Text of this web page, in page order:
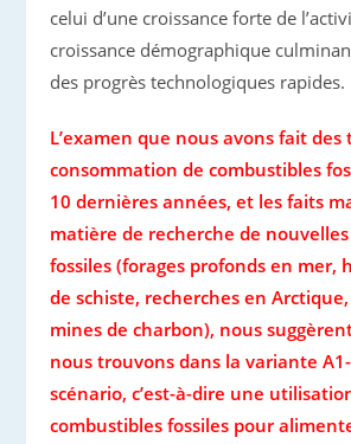
celui d’une croissance forte de
croissance démographique
des progrès technologiques rapides.
L’examen que nous avons fait des
consommation de combustibles
10 dernières années, et les faits
matière de recherche de
fossiles (forages profonds en mer,
de schiste, recherches en
mines de charbon), nous
nous trouvons dans la variante
scénario, c’est-à-dire une
combustibles fossiles pour